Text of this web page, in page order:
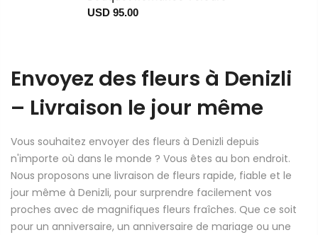
USD 95.00
Envoyez des fleurs à Denizli
– Livraison le jour même
Vous souhaitez envoyer des fleurs à Denizli depuis
n'importe où dans le monde ? Vous êtes au bon endroit.
Nous proposons une livraison de fleurs rapide, fiable et le
jour même à Denizli, pour surprendre facilement vos
proches avec de magnifiques fleurs fraîches. Que ce soit
pour un anniversaire, un anniversaire de mariage ou une